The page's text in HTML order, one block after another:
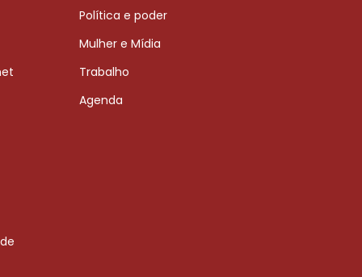
Política e poder
Mulher e Mídia
Trabalho
Agenda